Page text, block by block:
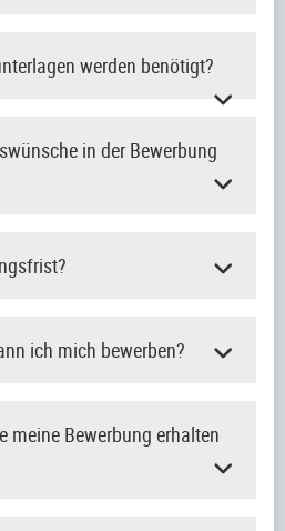
werden benötigt?
in der Bewerbung
ich mich bewerben?
meine Bewerbung erhalten